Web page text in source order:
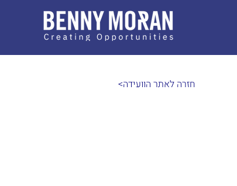
<חזרה לאתר הוועידה